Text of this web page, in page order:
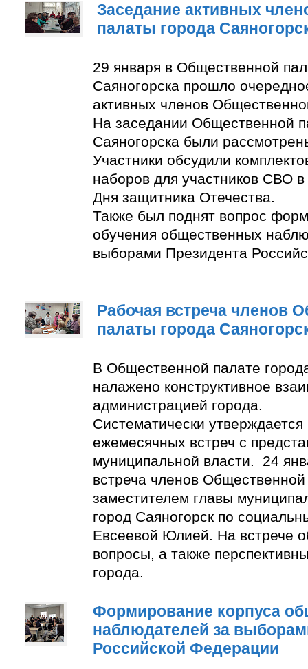
Заседание активных
палаты города
29 января в Общественной
Саяногорска прошло
активных членов
На заседании Общественной
Саяногорска были
Участники обсудили
наборов для участников СВО в
Дня защитника Отечества.
Также был поднят вопрос
обучения общественных
выборами Президента
Рабочая встреча членов
палаты города
В Общественной палате
налажено конструктивное
администрацией города.
Систематически утверждается
ежемесячных встреч с
муниципальной власти. 24
встреча членов
заместителем главы
город Саяногорск по
Евсеевой Юлией. На встрече
вопросы, а также
города.
Формирование корпуса
наблюдателей за
Российской Федерации